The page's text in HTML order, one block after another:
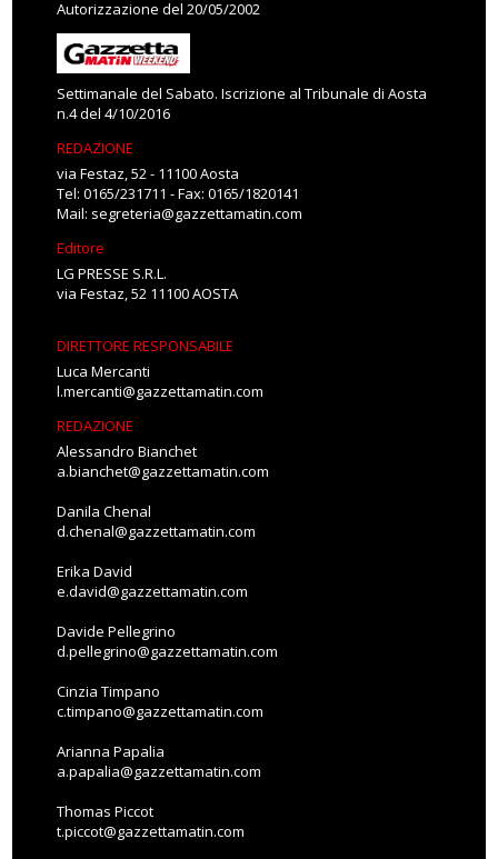
Autorizzazione del 20/05/2002
Settimanale del Sabato. Iscrizione al Tribunale di Aosta
n.4 del 4/10/2016
REDAZIONE
via Festaz, 52 - 11100 Aosta
Tel: 0165/231711 - Fax: 0165/1820141
Mail: segreteria@gazzettamatin.com
Editore
LG PRESSE S.R.L.
via Festaz, 52 11100 AOSTA
DIRETTORE RESPONSABILE
Luca Mercanti
l.mercanti@gazzettamatin.com
REDAZIONE
Alessandro Bianchet
a.bianchet@gazzettamatin.com
Danila Chenal
d.chenal@gazzettamatin.com
Erika David
e.david@gazzettamatin.com
Davide Pellegrino
d.pellegrino@gazzettamatin.com
Cinzia Timpano
c.timpano@gazzettamatin.com
Arianna Papalia
a.papalia@gazzettamatin.com
Thomas Piccot
t.piccot@gazzettamatin.com